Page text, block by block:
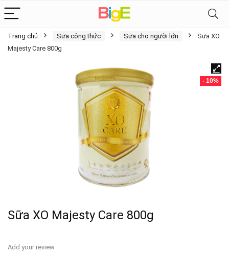
Trang chủ Sữa công thức Sữa cho người lớn
Sữa XO
Majesty Care 800g
- 10%
Sữa XO Majesty Care 800g
Add your review